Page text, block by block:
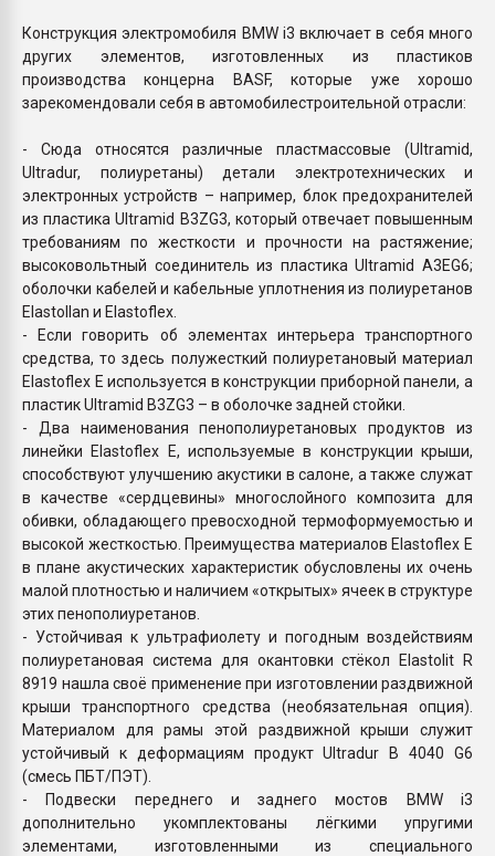
Конструкция электромобиля BMW i3 включает в себя много
других элементов, изготовленных из пластиков
производства концерна BASF, которые уже хорошо
зарекомендовали себя в автомобилестроительной отрасли:
-
Сюда относятся различные пластмассовые (Ultramid,
Ultradur, полиуретаны) детали электротехнических и
электронных устройств – например, блок предохранителей
из пластика Ultramid B3ZG3, который отвечает повышенным
требованиям по жесткости и прочности на растяжение;
высоковольтный соединитель из пластика Ultramid A3EG6;
оболочки кабелей и кабельные уплотнения из полиуретанов
Elastollan и Elastoflex.
-
Если говорить об элементах интерьера транспортного
средства, то здесь полужесткий полиуретановый материал
Elastoflex E используется в конструкции приборной панели, а
пластик Ultramid B3ZG3 – в оболочке задней стойки.
-
Два наименования пенополиуретановых продуктов из
линейки Elastoflex E, используемые в конструкции крыши,
способствуют улучшению акустики в салоне, а также служат
в качестве «сердцевины» многослойного композита для
обивки, обладающего превосходной термоформуемостью и
высокой жесткостью. Преимущества материалов Elastoflex E
в плане акустических характеристик обусловлены их очень
малой плотностью и наличием «открытых» ячеек в структуре
этих пенополиуретанов.
- Устойчивая к ультрафиолету и погодным воздействиям
полиуретановая система для окантовки стёкол Elastolit R
8919 нашла своё применение при изготовлении раздвижной
крыши транспортного средства (необязательная опция).
Материалом для рамы этой раздвижной крыши служит
устойчивый к деформациям продукт Ultradur B 4040 G6
(смесь ПБТ/ПЭТ).
-
Подвески переднего и заднего мостов BMW i3
дополнительно укомплектованы лёгкими упругими
элементами, изготовленными из специального